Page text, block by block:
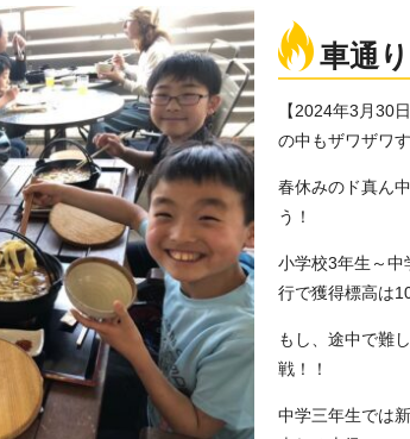
車通
【2024年3月30
の中もザワザワす
春休みのド真ん
う！
小学校3年生～中
行で獲得標高は
もし、途中で難
戦！！
中学三年生では